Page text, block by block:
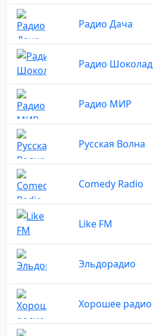
Радио Дача
Радио Шоколад
Радио МИР
Русская Волна
Comedy Radio
Like FM
Эльдорадио
Хорошее радио